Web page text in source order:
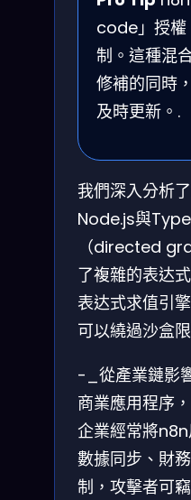
code」授權
制。這種混
修補的同時
及時更新。.
我們深入分析
Node.js與
（directed
了複雜的表达
表达式求值引
可以繞過沙盒
-_從產業鏈影
商業應用程序
企業經常將
數據同步、財
制，攻擊者可